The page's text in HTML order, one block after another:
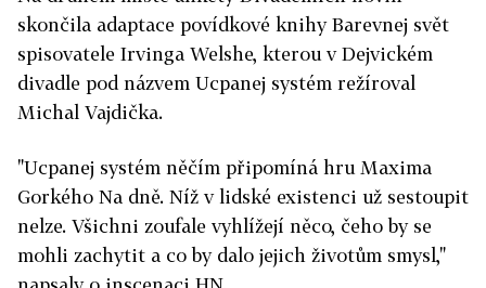
skončila adaptace povídkové knihy Barevnej svět
spisovatele Irvinga Welshe, kterou v Dejvickém
divadle pod názvem Ucpanej systém režíroval
Michal Vajdička.
"Ucpanej systém něčím připomíná hru Maxima
Gorkého Na dně. Níž v lidské existenci už sestoupit
nelze. Všichni zoufale vyhlížejí něco, čeho by se
mohli zachytit a co by dalo jejich životům smysl,"